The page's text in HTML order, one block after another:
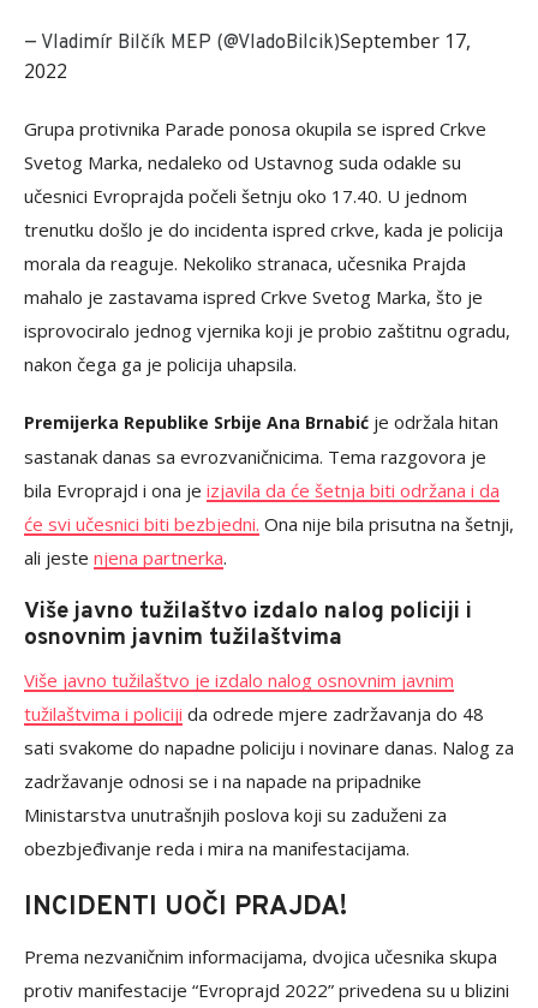
— Vladimír Bilčík MEP (@VladoBilcik)September 17,
2022
Grupa protivnika Parade ponosa okupila se ispred Crkve
Svetog Marka, nedaleko od Ustavnog suda odakle su
učesnici Evroprajda počeli šetnju oko 17.40. U jednom
trenutku došlo je do incidenta ispred crkve, kada je policija
morala da reaguje. Nekoliko stranaca, učesnika Prajda
mahalo je zastavama ispred Crkve Svetog Marka, što je
isprovociralo jednog vjernika koji je probio zaštitnu ogradu,
nakon čega ga je policija uhapsila.
Premijerka Republike Srbije Ana Brnabić je održala hitan
sastanak danas sa evrozvaničnicima. Tema razgovora je
bila Evroprajd i ona je izjavila da će šetnja biti održana i da
će svi učesnici biti bezbjedni. Ona nije bila prisutna na šetnji,
ali jeste njena partnerka.
Više javno tužilaštvo izdalo nalog policiji i
osnovnim javnim tužilaštvima
Više javno tužilaštvo je izdalo nalog osnovnim javnim
tužilaštvima i policiji da odrede mjere zadržavanja do 48
sati svakome do napadne policiju i novinare danas. Nalog za
zadržavanje odnosi se i na napade na pripadnike
Ministarstva unutrašnjih poslova koji su zaduženi za
obezbjeđivanje reda i mira na manifestacijama.
INCIDENTI UOČI PRAJDA!
Prema nezvaničnim informacijama, dvojica učesnika skupa
protiv manifestacije “Evroprajd 2022” privedena su u blizini